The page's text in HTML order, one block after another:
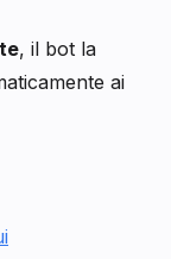
, il bot la
ai